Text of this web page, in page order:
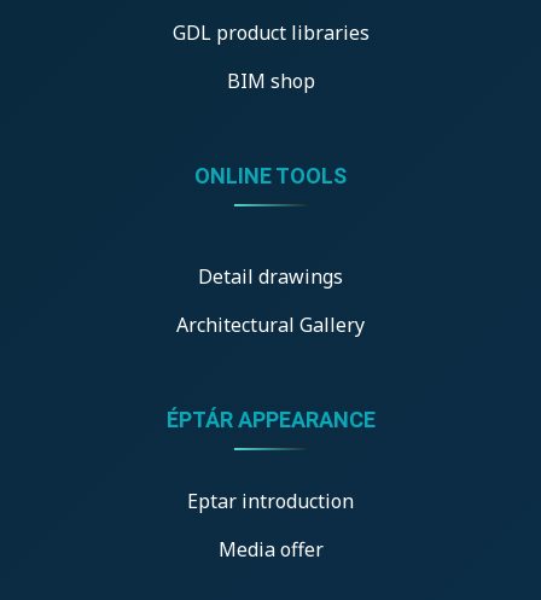
GDL product libraries
BIM shop
ONLINE TOOLS
Detail drawings
Architectural Gallery
ÉPTÁR APPEARANCE
Eptar introduction
Media offer